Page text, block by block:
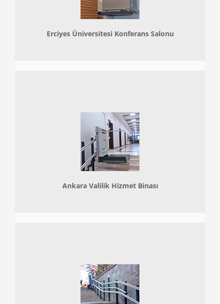
Erciyes Üniversitesi Konferans Salonu
Ankara Valilik Hizmet Binası